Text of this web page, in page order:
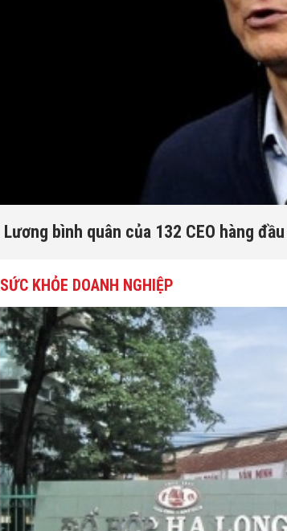
Lương bình quân của 132 CEO hàng
SỨC KHỎE DOANH NGHIỆP